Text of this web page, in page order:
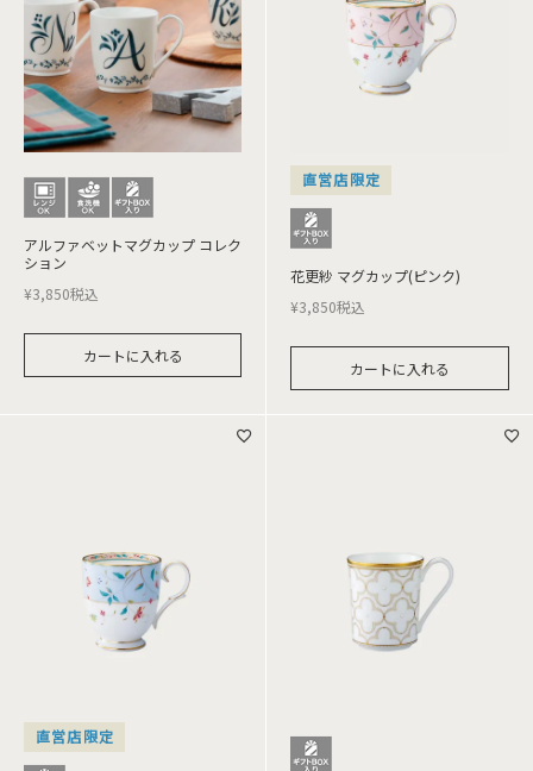
アルファベットマグカップ コレク
ション
¥3,850税込
カートに入れる
直営店限定
花更紗 マグカップ(ピンク)
¥3,850税込
カートに入れる
直営店限定